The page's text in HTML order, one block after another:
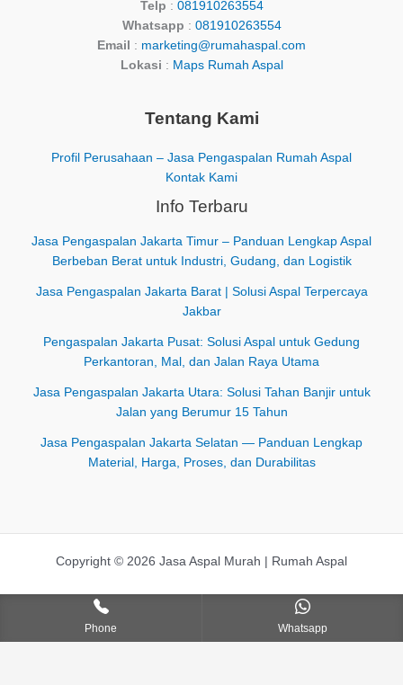
Telp : 081910263554
Whatsapp : 081910263554
Email
: marketing@rumahaspal.com
Lokasi : Maps Rumah Aspal
Tentang Kami
Profil Perusahaan – Jasa Pengaspalan Rumah Aspal
Kontak Kami
Info Terbaru
Jasa Pengaspalan Jakarta Timur – Panduan Lengkap Aspal
Berbeban Berat untuk Industri, Gudang, dan Logistik
Jasa Pengaspalan Jakarta Barat | Solusi Aspal Terpercaya
Jakbar
Pengaspalan Jakarta Pusat: Solusi Aspal untuk Gedung
Perkantoran, Mal, dan Jalan Raya Utama
Jasa Pengaspalan Jakarta Utara: Solusi Tahan Banjir untuk
Jalan yang Berumur 15 Tahun
Jasa Pengaspalan Jakarta Selatan — Panduan Lengkap
Material, Harga, Proses, dan Durabilitas
Copyright © 2026 Jasa Aspal Murah | Rumah Aspal
Phone Whatsapp